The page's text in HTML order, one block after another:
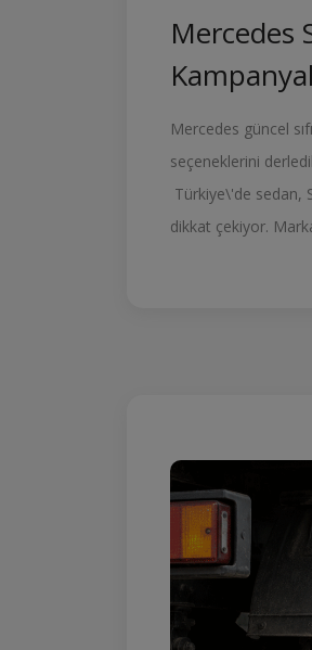
Mercedes
Mercedes güncel
seçeneklerini
Türkiye\'de sedan,
dikkat çekiyor.